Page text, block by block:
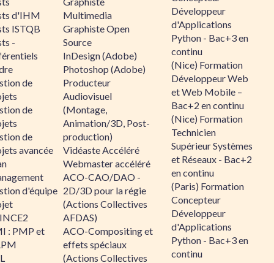
d'IHM
ISTQB
-
de
de
de
avancée
d'équipe
: PMP et
Multimedia
Graphiste Open
Source
InDesign (Adobe)
Photoshop (Adobe)
Producteur
Audiovisuel
(Montage,
Animation/3D, Post-
production)
Vidéaste Accéléré
Webmaster accéléré
ACO-CAO/DAO -
2D/3D pour la régie
(Actions Collectives
AFDAS)
ACO-Compositing et
effets spéciaux
(Actions Collectives
Développeur
d'Applications
Python - Bac+3 en
continu
(Nice) Formation
Développeur Web
et Web Mobile –
Bac+2 en continu
(Nice) Formation
Technicien
Supérieur Systèmes
et Réseaux - Bac+2
en continu
(Paris) Formation
Concepteur
Développeur
d'Applications
Python - Bac+3 en
continu